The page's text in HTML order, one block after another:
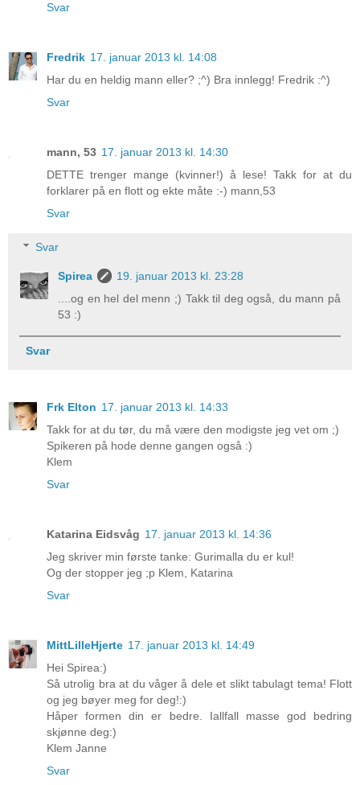
Svar
Fredrik 17. januar 2013 kl. 14:08
Har du en heldig mann eller? ;^) Bra innlegg! Fredrik :^)
Svar
mann, 53 17. januar 2013 kl. 14:30
DETTE trenger mange (kvinner!) å lese! Takk for at du
forklarer på en flott og ekte måte :-) mann,53
Svar
Svar
Spirea
19. januar 2013 kl. 23:28
....og en hel del menn ;) Takk til deg også, du mann på
53 :)
Svar
Frk Elton 17. januar 2013 kl. 14:33
Takk for at du tør, du må være den modigste jeg vet om ;)
Spikeren på hode denne gangen også :)
Klem
Svar
Katarina Eidsvåg 17. januar 2013 kl. 14:36
Jeg skriver min første tanke: Gurimalla du er kul!
Og der stopper jeg ;p Klem, Katarina
Svar
MittLilleHjerte 17. januar 2013 kl. 14:49
Hei Spirea:)
Så utrolig bra at du våger å dele et slikt tabulagt tema! Flott
og jeg bøyer meg for deg!:)
Håper formen din er bedre. Iallfall masse god bedring
skjønne deg:)
Klem Janne
Svar